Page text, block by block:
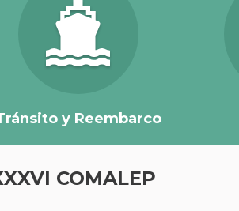
y Reembarco
COMALEP